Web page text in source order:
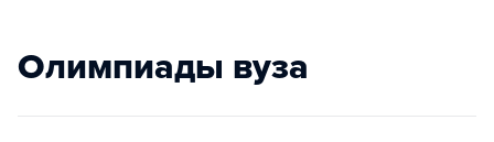
Олимпиады вуза